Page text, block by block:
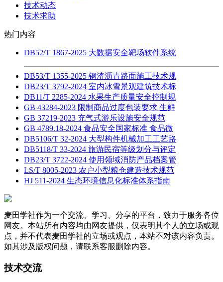
技术动态
技术求助
热门内容
DB52/T 1867-2025 大数据安全靶场软件系统
DB53/T 1355-2025 钢渣沥青路面施工技术规
DB23/T 3792-2024 室内冰雪景观建筑技术标
DB11/T 2285-2024 水果生产质量安全控制规
GB 43284-2023 限制商品过度包装要求 生鲜
GB 37219-2023 充气式游乐设施安全规范
GB 4789.18-2024 食品安全国家标准 食品微
DB5106/T 32-2024 大型构件机械加工工艺路
DB5118/T 33-2024 旅游民宿等级划分与评定
DB23/T 3722-2024 使用领域消防产品档案管
LS/T 8005-2023 农户小型粮仓建造技术规范
HJ 511-2024 生态环境信息化标准体系指南
麦田学社作为一个交流、学习、分享的平台，致力于服务各位
网友。本站所有内容均由网友提供，仅表明其个人的立场或观
点，并不代表麦田学社的立场或观点，本站不对该内容负责。
如其涉及版权问题，请联系客服删除内容。
技术交流